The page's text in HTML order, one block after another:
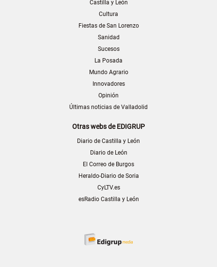
Castilla y León
Cultura
Fiestas de San Lorenzo
Sanidad
Sucesos
La Posada
Mundo Agrario
Innovadores
Opinión
Últimas noticias de Valladolid
Otras webs de EDIGRUP
Diario de Castilla y León
Diario de León
El Correo de Burgos
Heraldo-Diario de Soria
CyLTV.es
esRadio Castilla y León